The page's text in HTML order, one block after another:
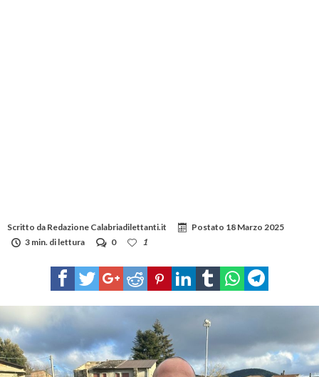
Scritto da Redazione Calabriadilettanti.it Postato 18 Marzo 2025
3 min. di lettura
0 1